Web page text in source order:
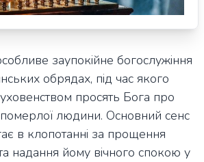
заупокійне богослужіння
обрядах, під час якого
просять Бога про
померлої людини. Основний сенс
в клопотанні за прощення
надання йому вічного спокою у